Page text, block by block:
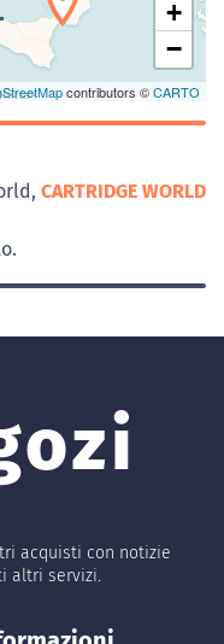
+
−
contributors ©CARTO
CARTRIDGE WORLD
acquisti con notizie
altri servizi.